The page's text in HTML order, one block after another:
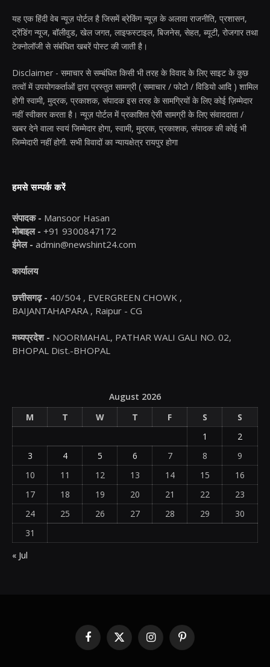
यह एक हिंदी वेब न्यूज़ पोर्टल है जिसमें ब्रेकिंग न्यूज़ के अलावा राजनीति, प्रशासन,
ट्रेंडिंग न्यूज, बॉलीवुड, खेल जगत, लाइफस्टाइल, बिजनेस, सेहत, ब्यूटी, रोजगार तथा
टेक्नोलॉजी से संबंधित खबरें पोस्ट की जाती है।
Disclaimer - समाचार से सम्बंधित किसी भी तरह के विवाद के लिए साइट के कुछ
तत्वों में उपयोगकर्ताओं द्वारा प्रस्तुत सामग्री ( समाचार / फोटो / विडियो आदि ) शामिल
होगी स्वामी, मुद्रक, प्रकाशक, संपादक इस तरह के सामग्रियों के लिए कोई ज़िम्मेदार
नहीं स्वीकार करता है। न्यूज़ पोर्टल में प्रकाशित ऐसी सामग्री के लिए संवाददाता /
खबर देने वाला स्वयं जिम्मेदार होगा, स्वामी, मुद्रक, प्रकाशक, संपादक की कोई भी
जिम्मेदारी नहीं होगी. सभी विवादों का न्यायक्षेत्र रायपुर होगा
हमसे सम्पर्क करें
संपादक - Mansoor Hasan
मोबाइल - +91 9300847172
ईमेल - admin@newshint24.com
कार्यालय
छत्तीसगढ़ - 40/504 , EVERGREEN CHOWK ,
BAIJANTAHAPARA , Raipur - CG
मध्यप्रदेश - NOORMAHAL, PATHAR WALI GALI NO. 02,
BHOPAL Dist.-BHOPAL
August 2026
M
T W T F S
S
1
2
3
4 5 6 7 8
9
10
11 12 13 14 15
16
17
18 19 20 21 22
23
24
25 26 27 28 29
30
31
« Jul
Facebook
X
(Twitter)
InstagramPinterest